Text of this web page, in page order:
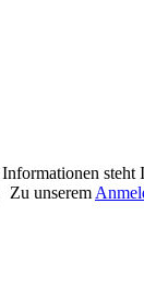
Informationen
Zu unserem